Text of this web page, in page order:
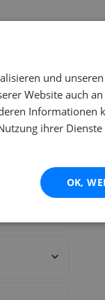
und
Website auch
Informationen
ihrer
OK,